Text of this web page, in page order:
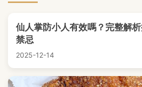
仙人掌防小人有效嗎？完整解
禁忌
2025-12-14